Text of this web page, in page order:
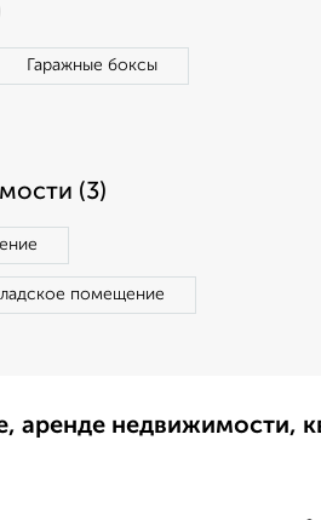
Гаражные боксы
(3)
помещение
аренде недвижимости,